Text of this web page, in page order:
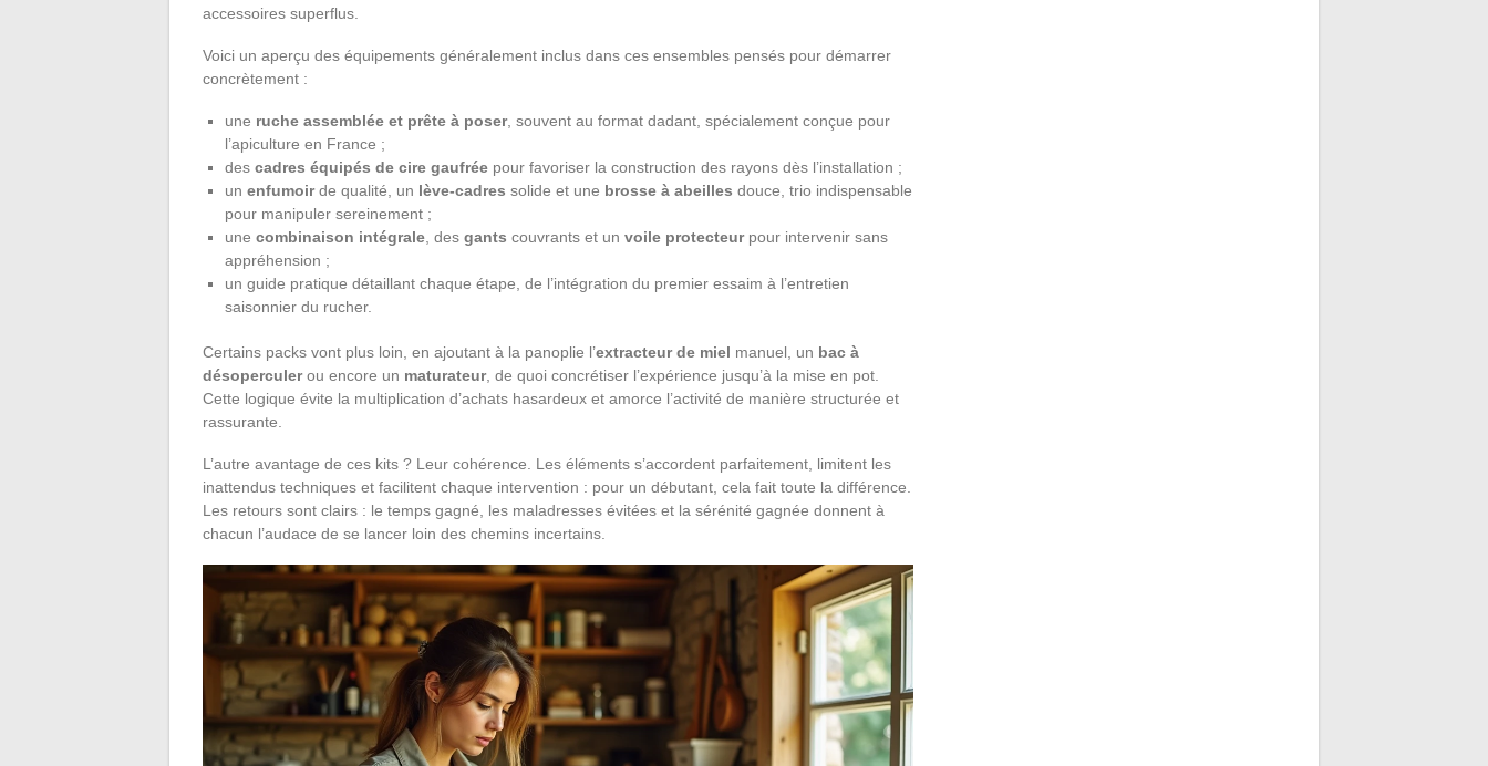
accessoires superflus.
Voici un aperçu des équipements généralement inclus dans ces ensembles pensés pour démarrer
concrètement :
une ruche assemblée et prête à poser, souvent au format dadant, spécialement conçue pour
l’apiculture en France ;
des cadres équipés de cire gaufrée pour favoriser la construction des rayons dès l’installation ;
un enfumoirde qualité, un lève-cadres solide et une brosse à abeilles douce, trio indispensable
pour manipuler sereinement ;
une combinaison intégrale , des gants couvrants et un voile protecteurpour intervenir sans
appréhension ;
un guide pratique détaillant chaque étape, de l’intégration du premier essaim à l’entretien
saisonnier du rucher.
Certains packs vont plus loin, en ajoutant à la panoplie l’extracteur de miel manuel, un bac à
désoperculerou encore un maturateur, de quoi concrétiser l’expérience jusqu’à la mise en pot.
Cette logique évite la multiplication d’achats hasardeux et amorce l’activité de manière structurée et
rassurante.
L’autre avantage de ces kits ? Leur cohérence. Les éléments s’accordent parfaitement, limitent les
inattendus techniques et facilitent chaque intervention : pour un débutant, cela fait toute la différence.
Les retours sont clairs : le temps gagné, les maladresses évitées et la sérénité gagnée donnent à
chacun l’audace de se lancer loin des chemins incertains.